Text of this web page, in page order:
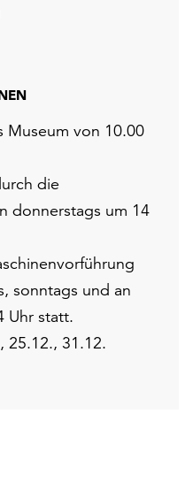
Museum von 10.00
die
donnerstags um 14
sonntags und an
Uhr statt.
25.12., 31.12.